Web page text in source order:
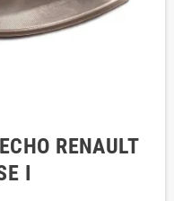
RENAULT
I